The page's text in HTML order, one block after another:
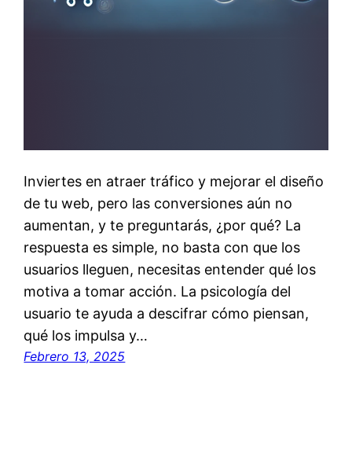
Inviertes en atraer tráfico y mejorar el diseño
de tu web, pero las conversiones aún no
aumentan, y te preguntarás, ¿por qué? La
respuesta es simple, no basta con que los
usuarios lleguen, necesitas entender qué los
motiva a tomar acción. La psicología del
usuario te ayuda a descifrar cómo piensan,
qué los impulsa y…
Febrero 13, 2025